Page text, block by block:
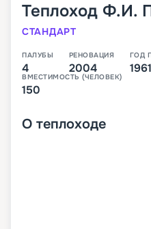
Теплоход Ф.И.
СТАНДАРТ
ПАЛУБЫ
4
РЕНОВАЦИЯ
2004
ГОД
1961
ВМЕСТИМОСТЬ (ЧЕЛОВЕК)
150
О теплоходе